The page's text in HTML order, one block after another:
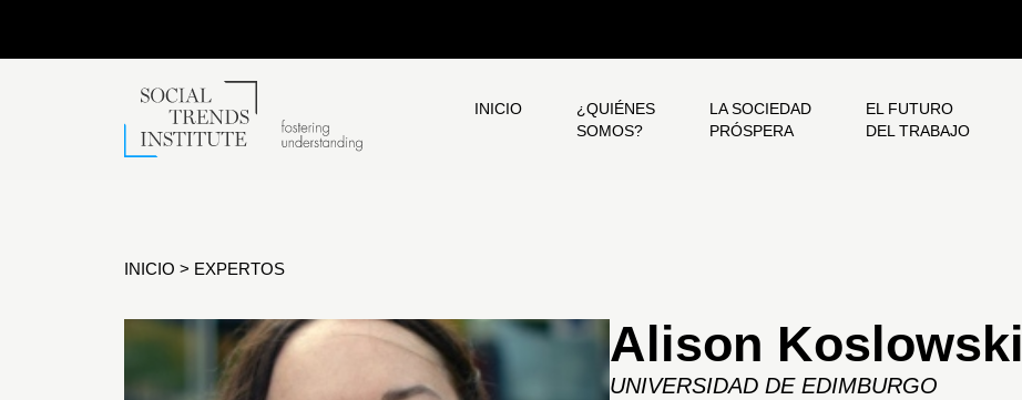
INICIO
¿QUIÉNES
SOMOS?
LA SOCIEDAD
PRÓSPERA
EL FUTURO
DEL TRABAJO
INICIO > EXPERTOS
Alison Koslowski
UNIVERSIDAD DE EDIMBURGO